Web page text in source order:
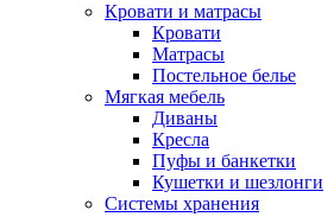
Кровати и матрасы
Кровати
Матрасы
Постельное белье
Мягкая мебель
Диваны
Кресла
Пуфы и банкетки
Кушетки и шезлонги
Системы хранения